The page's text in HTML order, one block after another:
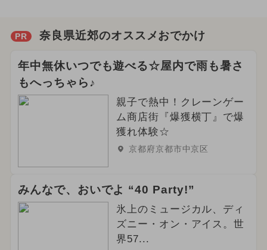
PR 奈良県近郊のオススメおでかけ
年中無休いつでも遊べる☆屋内で雨も暑さ
もへっちゃら♪
親子で熱中！クレーンゲー
ム商店街『爆獲横丁』で爆
獲れ体験☆
京都府京都市中京区
みんなで、おいでよ “40 Party!”
氷上のミュージカル、ディ
ズニー・オン・アイス。世
界57...